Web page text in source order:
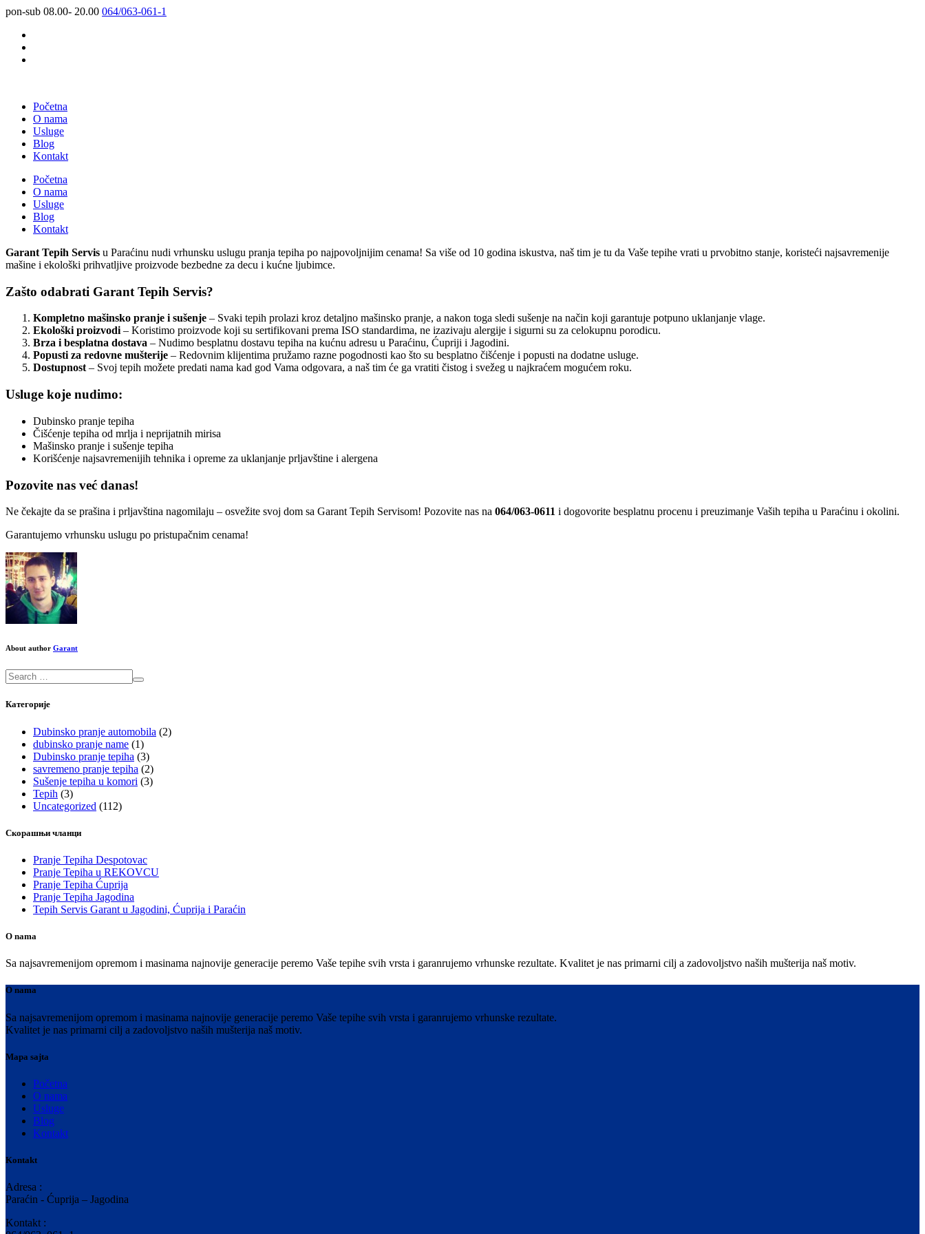
pon-sub 08.00- 20.00 064/063-061-1
Početna
O nama
Usluge
Blog
Kontakt
Početna
O nama
Usluge
Blog
Kontakt
Garant Tepih Servis u Paraćinu nudi vrhunsku uslugu pranja tepiha po najpovoljnijim cenama! Sa više od 10 godina iskustva, naš tim je tu da Vaše tepihe vrati u prvobitno stanje, koristeći najsavremenije
mašine i ekološki prihvatljive proizvode bezbedne za decu i kućne ljubimce.
Zašto odabrati Garant Tepih Servis?
Kompletno mašinsko pranje i sušenje – Svaki tepih prolazi kroz detaljno mašinsko pranje, a nakon toga sledi sušenje na način koji garantuje potpuno uklanjanje vlage.
Ekološki proizvodi– Koristimo proizvode koji su sertifikovani prema ISO standardima, ne izazivaju alergije i sigurni su za celokupnu porodicu.
Brza i besplatna dostava – Nudimo besplatnu dostavu tepiha na kućnu adresu u Paraćinu, Ćupriji i Jagodini.
Popusti za redovne mušterije – Redovnim klijentima pružamo razne pogodnosti kao što su besplatno čišćenje i popusti na dodatne usluge.
Dostupnost– Svoj tepih možete predati nama kad god Vama odgovara, a naš tim će ga vratiti čistog i svežeg u najkraćem mogućem roku.
Usluge koje nudimo:
Dubinsko pranje tepiha
Čišćenje tepiha od mrlja i neprijatnih mirisa
Mašinsko pranje i sušenje tepiha
Korišćenje najsavremenijih tehnika i opreme za uklanjanje prljavštine i alergena
Pozovite nas već danas!
Ne čekajte da se prašina i prljavština nagomilaju – osvežite svoj dom sa Garant Tepih Servisom! Pozovite nas na 064/063-0611 i dogovorite besplatnu procenu i preuzimanje Vaših tepiha u Paraćinu i okolini.
Garantujemo vrhunsku uslugu po pristupačnim cenama!
About author Garant
Категорије
Dubinsko pranje automobila (2)
dubinsko pranje name (1)
Dubinsko pranje tepiha (3)
savremeno pranje tepiha (2)
Sušenje tepiha u komori (3)
Tepih (3)
Uncategorized (112)
Скорашњи чланци
Pranje Tepiha Despotovac
Pranje Tepiha u REKOVCU
Pranje Tepiha Ćuprija
Pranje Tepiha Jagodina
Tepih Servis Garant u Jagodini, Ćuprija i Paraćin
O nama
Sa najsavremenijom opremom i masinama najnovije generacije peremo Vaše tepihe svih vrsta i garanrujemo vrhunske rezultate. Kvalitet je nas primarni cilj a zadovoljstvo naših mušterija naš motiv.
O nama
Sa najsavremenijom opremom i masinama najnovije generacije peremo Vaše tepihe svih vrsta i garanrujemo vrhunske rezultate.
Kvalitet je nas primarni cilj a zadovoljstvo naših mušterija naš motiv.
Mapa sajta
Početna
O nama
Usluge
Blog
Kontakt
Kontakt
Adresa :
Paraćin - Ćuprija – Jagodina
Kontakt :